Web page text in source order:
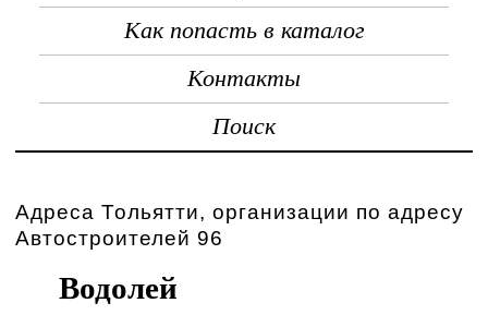
Как попасть в каталог
Контакты
Поиск
Адреса Тольятти, организации по адресу
Автостроителей 96
Водолей